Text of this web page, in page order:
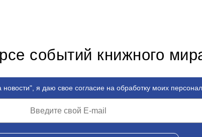
событий книжного
я даю свое согласие на обработку моих